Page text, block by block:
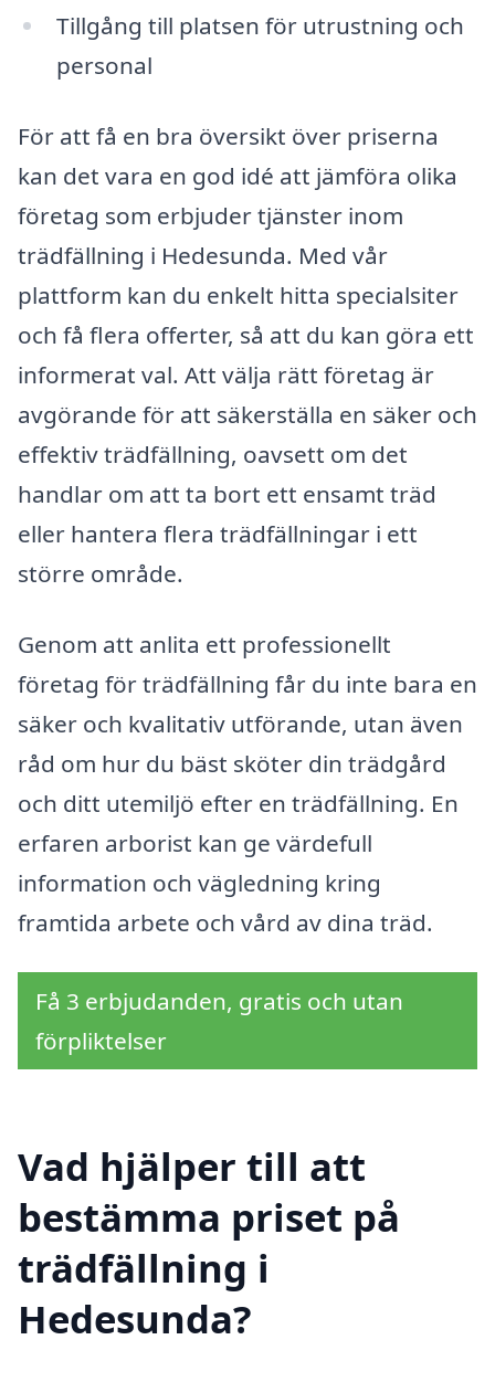
Tillgång till platsen för utrustning och
personal
För att få en bra översikt över priserna
kan det vara en god idé att jämföra olika
företag som erbjuder tjänster inom
trädfällning i Hedesunda. Med vår
plattform kan du enkelt hitta specialsiter
och få flera offerter, så att du kan göra ett
informerat val. Att välja rätt företag är
avgörande för att säkerställa en säker och
effektiv trädfällning, oavsett om det
handlar om att ta bort ett ensamt träd
eller hantera flera trädfällningar i ett
större område.
Genom att anlita ett professionellt
företag för trädfällning får du inte bara en
säker och kvalitativ utförande, utan även
råd om hur du bäst sköter din trädgård
och ditt utemiljö efter en trädfällning. En
erfaren arborist kan ge värdefull
information och vägledning kring
framtida arbete och vård av dina träd.
Få 3 erbjudanden, gratis och utan
förpliktelser
Vad hjälper till att
bestämma priset på
trädfällning i
Hedesunda?